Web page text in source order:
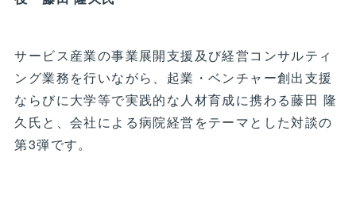
サービス産業の事業展開支援及び経営コンサルティ
ング業務を行いながら、起業・ベンチャー創出支援
ならびに大学等で実践的な人材育成に携わる藤田 隆
久氏と、会社による病院経営をテーマとした対談の
第3弾です。